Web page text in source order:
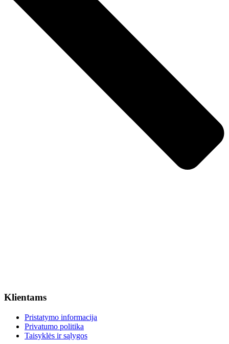
Klientams
Pristatymo informacija
Privatumo politika
Taisyklės ir sąlygos